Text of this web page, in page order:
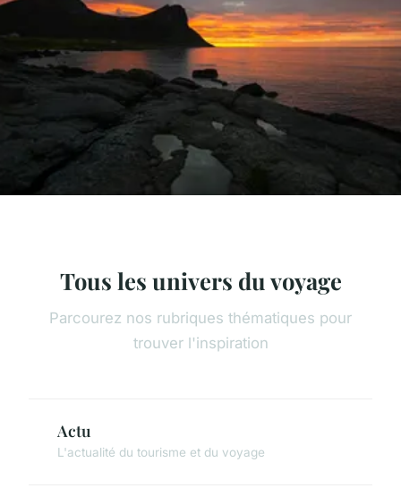
Tous les univers du voyage
Parcourez nos rubriques thématiques pour
trouver l'inspiration
Actu
L'actualité du tourisme et du voyage